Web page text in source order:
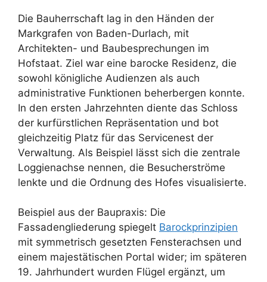
Die Bauherrschaft lag in den Händen der
Markgrafen von Baden-Durlach, mit
Architekten- und Baubesprechungen im
Hofstaat. Ziel war eine barocke Residenz, die
sowohl königliche Audienzen als auch
administrative Funktionen beherbergen konnte.
In den ersten Jahrzehnten diente das Schloss
der kurfürstlichen Repräsentation und bot
gleichzeitig Platz für das Servicenest der
Verwaltung. Als Beispiel lässt sich die zentrale
Loggienachse nennen, die Besucherströme
lenkte und die Ordnung des Hofes visualisierte.
Beispiel aus der Baupraxis: Die
Fassadengliederung spiegelt Barockprinzipien
mit symmetrisch gesetzten Fensterachsen und
einem majestätischen Portal wider; im späteren
19. Jahrhundert wurden Flügel ergänzt, um